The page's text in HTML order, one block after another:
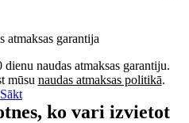
atmaksas garantija
naudas atmaksas garantiju.
mūsu naudas atmaksas politikā.
Sākt
ko vari izvietot